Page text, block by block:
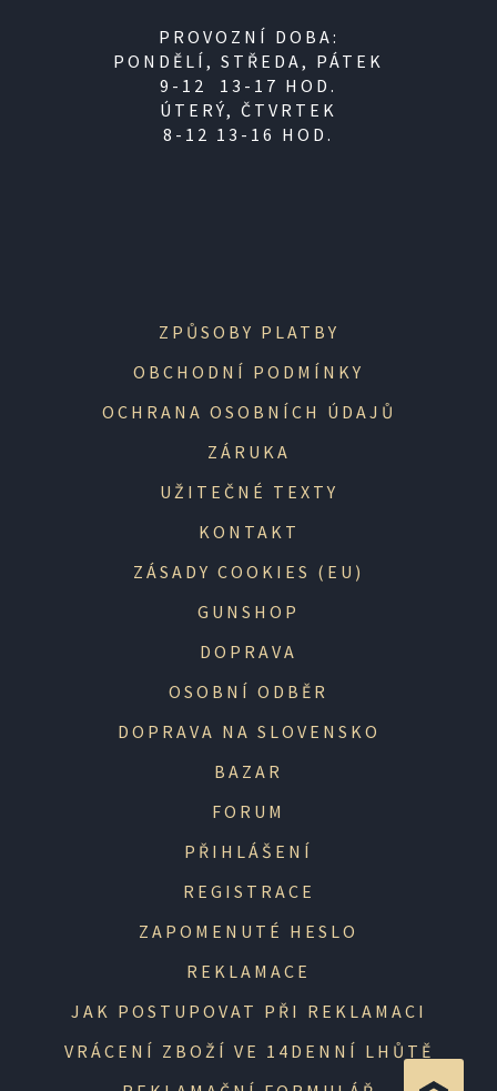
PROVOZNÍ DOBA:
PONDĚLÍ, STŘEDA, PÁTEK
9-12 13-17 HOD.
ÚTERÝ, ČTVRTEK
8-12 13-16 HOD.
ZPŮSOBY PLATBY
OBCHODNÍ PODMÍNKY
OCHRANA OSOBNÍCH ÚDAJŮ
ZÁRUKA
UŽITEČNÉ TEXTY
KONTAKT
ZÁSADY COOKIES (EU)
GUNSHOP
DOPRAVA
OSOBNÍ ODBĚR
DOPRAVA NA SLOVENSKO
BAZAR
FORUM
PŘIHLÁŠENÍ
REGISTRACE
ZAPOMENUTÉ HESLO
REKLAMACE
JAK POSTUPOVAT PŘI REKLAMACI
VRÁCENÍ ZBOŽÍ VE 14DENNÍ LHŮTĚ